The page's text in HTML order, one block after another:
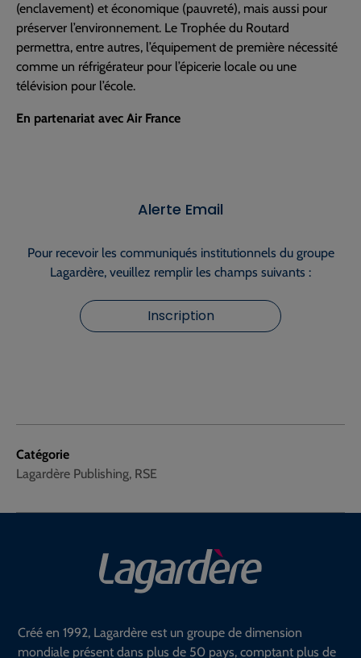
Catégorie
Lagardère Publishing, RSE
(enclavement) et économique (pauvreté), mais aussi pour
préserver l’environnement. Le Trophée du Routard
permettra, entre autres, l’équipement de première nécessité
comme un réfrigérateur pour l’épicerie locale ou une
télévision pour l’école.
En partenariat avec Air France
Alerte Email
Pour recevoir les communiqués institutionnels du groupe
Lagardère, veuillez remplir les champs suivants :
Inscription
Créé en 1992, Lagardère est un groupe de dimension
mondiale présent dans plus de 50 pays, comptant plus de